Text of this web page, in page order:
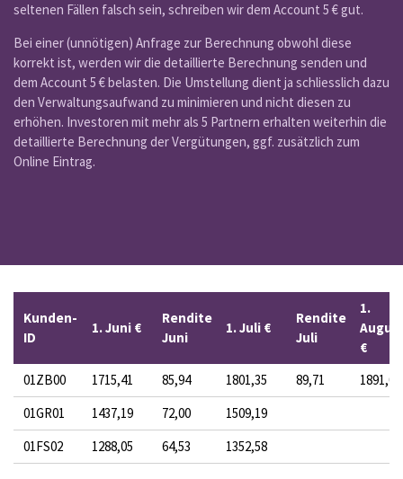
seltenen Fällen falsch sein, schreiben wir dem Account 5 € gut.
Bei einer (unnötigen) Anfrage zur Berechnung obwohl diese
korrekt ist, werden wir die detaillierte Berechnung senden und
dem Account 5 € belasten. Die Umstellung dient ja schliesslich dazu
den Verwaltungsaufwand zu minimieren und nicht diesen zu
erhöhen. Investoren mit mehr als 5 Partnern erhalten weiterhin die
detaillierte Berechnung der Vergütungen, ggf. zusätzlich zum
Online Eintrag.
Kunden-
ID
1. Juni €
Rendite
Juni
1. Juli €
Rendite
Juli
1.
€
01ZB00
1715,41 85,94 1801,35 89,71
1891,06
01GR01
1437,19 72,00
1509,19
01FS02
1288,05 64,53 1352,58